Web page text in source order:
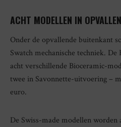
ACHT MODELLEN IN
Onder de opvallende buitenkant
Swatch mechanische techniek.
acht verschillende Bioceramic-
twee in Savonnette-uitvoering –
euro.
De Swiss-made modellen worden